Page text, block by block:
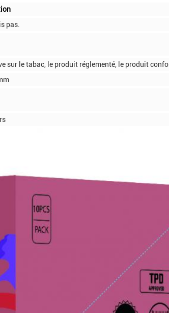
pas.
sur le tabac, le produit réglementé, le produit